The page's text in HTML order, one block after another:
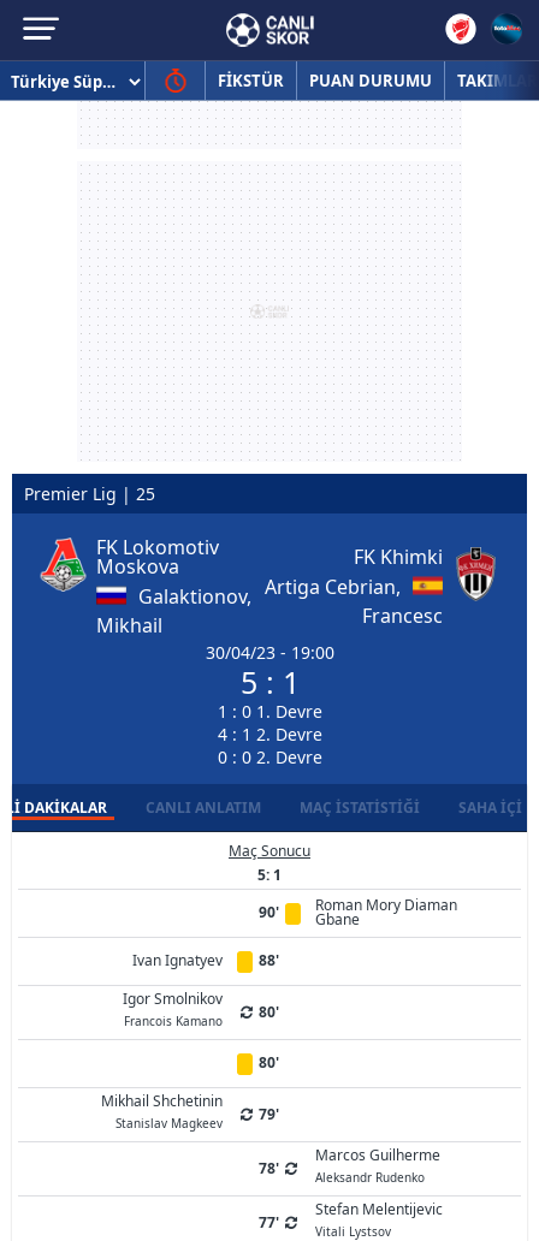
FİKSTÜR PUAN DURUMU TAKIMLAR
Premier Lig | 25
FK Lokomotiv
Moskova
Galaktionov,
Mikhail
30/04/23 - 19:00
5 : 1
1 : 0 1. Devre
4 : 1 2. Devre
0 : 0 2. Devre
FK Khimki
Artiga Cebrian,
Francesc
DAKIKALAR CANLI ANLATIM MAÇ İSTATISTIĞI SAHA İÇI
Maç Sonucu
5: 1
90'
Roman Mory Diaman
Gbane
Ivan Ignatyev
88'
Igor Smolnikov
Francois Kamano 80'
80'
Mikhail Shchetinin
Stanislav Magkeev 79'
78'
Marcos Guilherme
Aleksandr Rudenko
77'
Stefan Melentijevic
Vitali Lystsov